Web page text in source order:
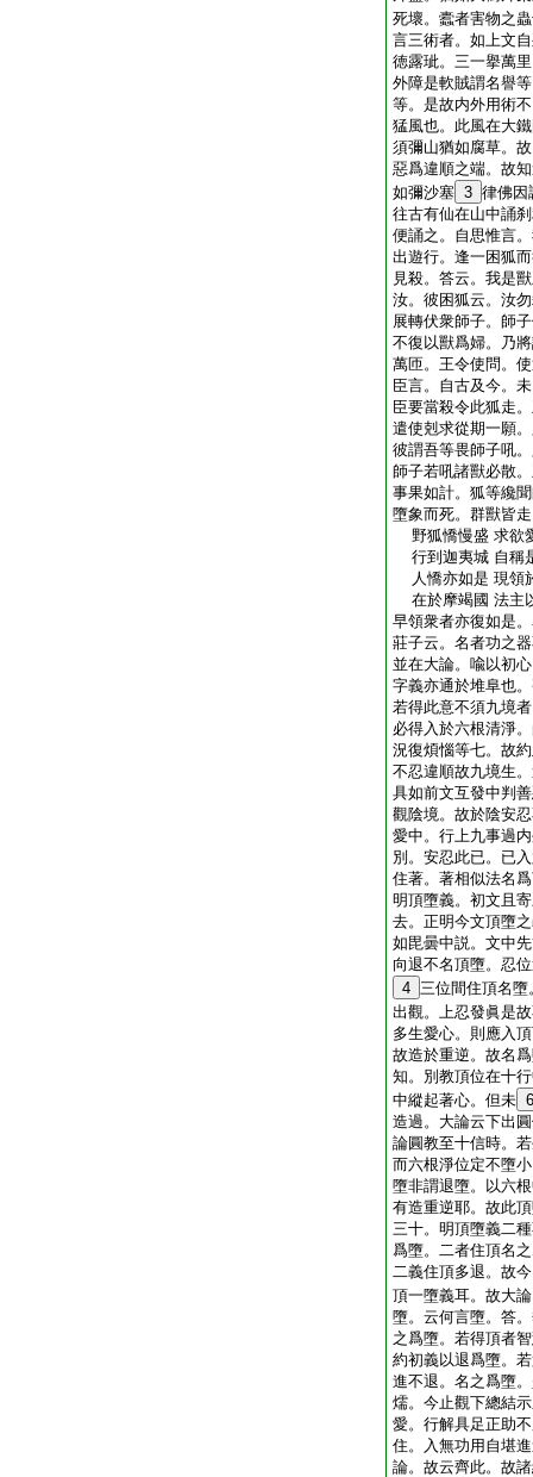
死壞。蠹者害物之
言三術者。如上文
徳露玼。三一擧萬
外障是軟賊謂名譽
等。是故内外用術
猛風也。此風在大
須彌山猶如腐草。
惡爲違順之端。故
如彌沙塞 3 律佛因
往古有仙在山中誦
便誦之。自思惟言
出遊行。逢一困狐
見殺。答云。我是
汝。彼困狐云。汝
展轉伏衆師子。師
不復以獸爲婦。乃
萬匝。王令使問。
臣言。自古及今。
臣要當殺令此狐走
遣使剋求從期一願
彼謂吾等畏師子吼
師子若吼諸獸必散
事果如計。狐等纔
墮象而死。群獸皆
野狐憍慢盛 求欲
行到迦夷城 自稱
人憍亦如是 現領
在於摩竭國 法主
早領衆者亦復如是
莊子云。名者功之
並在大論。喩以初
字義亦通於堆阜也
若得此意不須九境
必得入於六根清淨
況復煩惱等七。故
不忍違順故九境生
具如前文互發中判
觀陰境。故於陰安
愛中。行上九事過
別。安忍此已。已
住著。著相似法名
明頂墮義。初文且
去。正明今文頂墮
如毘曇中説。文中
向退不名頂墮。忍
4 三位間住頂名
出觀。上忍發眞是
多生愛心。則應入
故造於重逆。故名
知。別教頂位在十
中縱起著心。但未 6
造過。大論云下出
論圓教至十信時。
而六根淨位定不墮
墮非謂退墮。以六
有造重逆耶。故此
三十。明頂墮義二
爲墮。二者住頂名
二義住頂多退。故
頂一墮義耳。故大
墮。云何言墮。答
之爲墮。若得頂者
約初義以退爲墮。
進不退。名之爲墮
燸。今止觀下總結
愛。行解具足正助
住。入無功用自堪
論。故云齊此。故